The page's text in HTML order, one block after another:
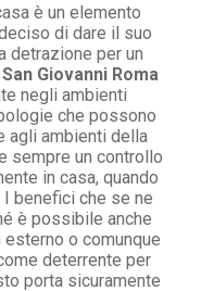
è un elemento
di dare il suo
detrazione per un
Giovanni Roma
negli ambienti
che possono
agli ambienti della
sempre un controllo
in casa, quando
I benefici che se ne
è possibile anche
o comunque
deterrente per
porta sicuramente